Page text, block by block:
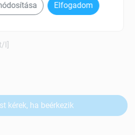
l]
kérek, ha beérkezik
Elfogadom